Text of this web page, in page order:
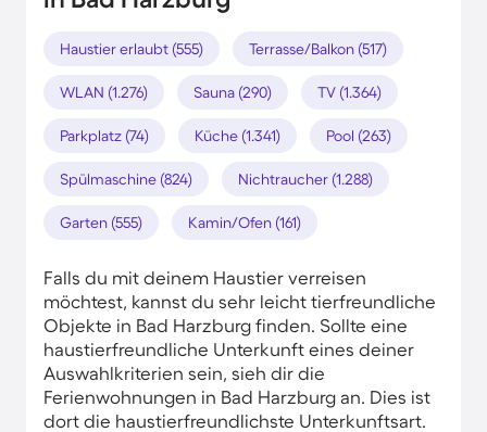
Haustier erlaubt (555) Terrasse/Balkon (517)
WLAN (1.276) Sauna (290) TV (1.364)
Parkplatz (74) Küche (1.341) Pool (263)
Spülmaschine (824) Nichtraucher (1.288)
Garten (555) Kamin/Ofen (161)
Falls du mit deinem Haustier verreisen
möchtest, kannst du sehr leicht tierfreundliche
Objekte in Bad Harzburg finden. Sollte eine
haustierfreundliche Unterkunft eines deiner
Auswahlkriterien sein, sieh dir die
Ferienwohnungen in Bad Harzburg an. Dies ist
dort die haustierfreundlichste Unterkunftsart.